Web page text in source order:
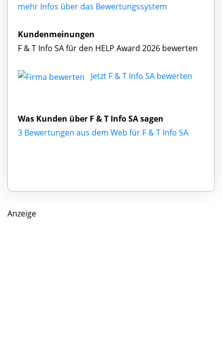
mehr Infos über das Bewertungssystem
Kundenmeinungen
F & T Info SA für den HELP Award 2026 bewerten
Jetzt F & T Info SA bewerten
Was Kunden über F & T Info SA sagen
3 Bewertungen aus dem Web für F & T Info SA
Anzeige